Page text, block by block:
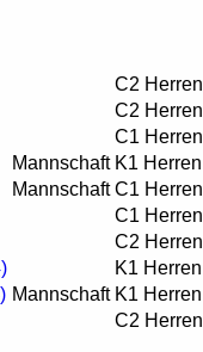
C2 Herren
C2 Herren
C1 Herren
Mannschaft K1 Herren
Mannschaft C1 Herren
C1 Herren
C2 Herren
K1 Herren
Mannschaft K1 Herren
C2 Herren